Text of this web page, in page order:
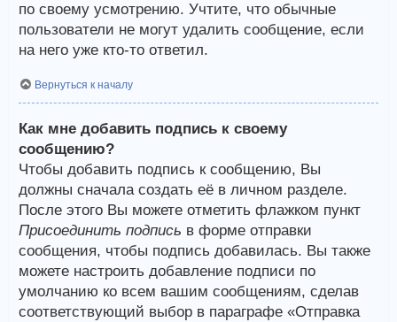
по своему усмотрению. Учтите, что обычные
пользователи не могут удалить сообщение, если
на него уже кто-то ответил.
Вернуться к началу
Как мне добавить подпись к своему
сообщению?
Чтобы добавить подпись к сообщению, Вы
должны сначала создать её в личном разделе.
После этого Вы можете отметить флажком пункт
Присоединить подпись в форме отправки
сообщения, чтобы подпись добавилась. Вы также
можете настроить добавление подписи по
умолчанию ко всем вашим сообщениям, сделав
соответствующий выбор в параграфе «Отправка